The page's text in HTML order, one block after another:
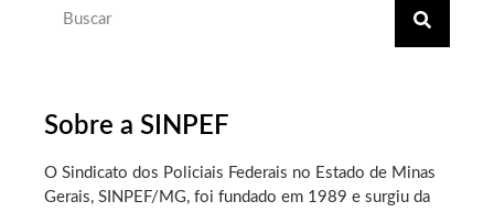
Sobre a SINPEF
O Sindicato dos Policiais Federais no Estado de Minas
Gerais, SINPEF/MG, foi fundado em 1989 e surgiu da